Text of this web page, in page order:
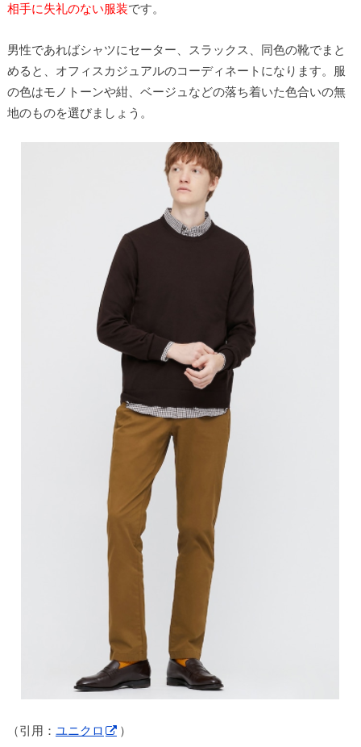
相手に失礼のない服装です。
男性であればシャツにセーター、スラックス、同色の靴でまと
めると、オフィスカジュアルのコーディネートになります。服
の色はモノトーンや紺、ベージュなどの落ち着いた色合いの無
地のものを選びましょう。
（引用： ユニクロ ）